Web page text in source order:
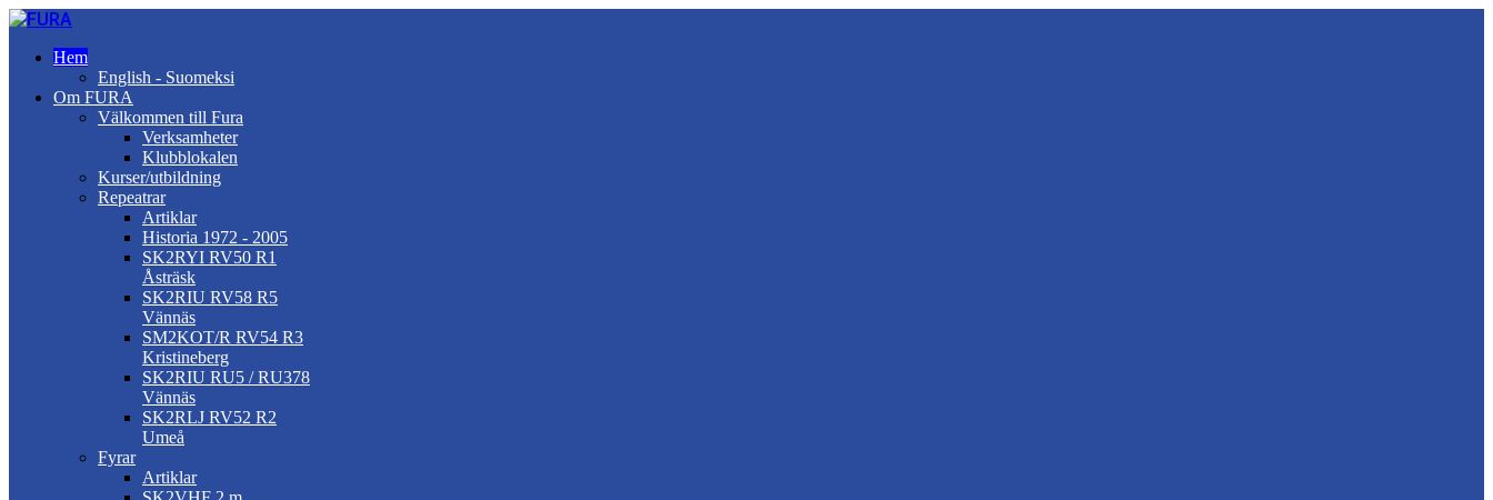
Hem
English - Suomeksi
Om FURA
Välkommen till Fura
Verksamheter
Klubblokalen
Kurser/utbildning
Repeatrar
Artiklar
Historia 1972 - 2005
SK2RYI RV50 R1
Åsträsk
SK2RIU RV58 R5
Vännäs
SM2KOT/R RV54 R3
Kristineberg
SK2RIU RU5 / RU378
Vännäs
SK2RLJ RV52 R2
Umeå
Fyrar
Artiklar